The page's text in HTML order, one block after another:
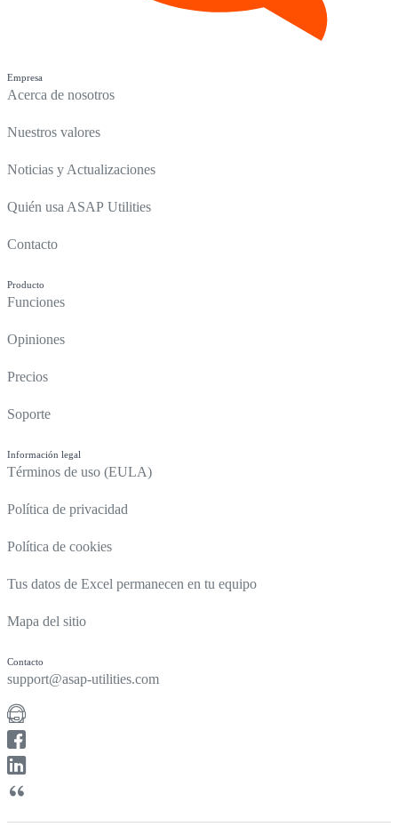
Empresa
Acerca de nosotros
Nuestros valores
Noticias y Actualizaciones
Quién usa ASAP Utilities
Contacto
Producto
Funciones
Opiniones
Precios
Soporte
Información legal
Términos de uso (EULA)
Política de privacidad
Política de cookies
Tus datos de Excel permanecen en tu equipo
Mapa del sitio
Contacto
support@asap-utilities.com